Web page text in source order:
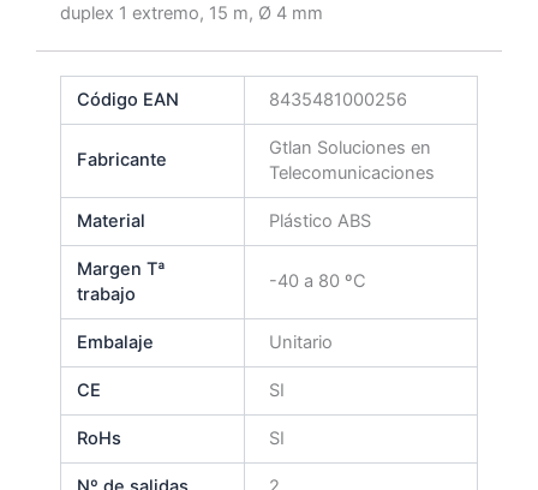
duplex 1 extremo, 15 m, Ø 4 mm
Código EAN 8435481000256
Fabricante
Gtlan Soluciones en
Telecomunicaciones
Material Plástico ABS
Margen Tª
trabajo
-40 a 80 ºC
Embalaje Unitario
CE SI
RoHs SI